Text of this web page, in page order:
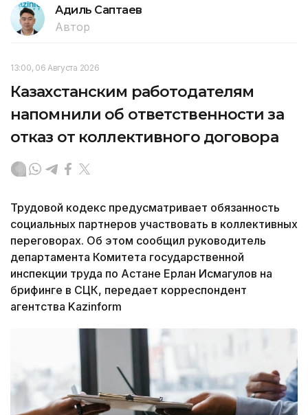
Адиль Саптаев
Автор
13:00, 06 Августа 2026
Казахстанским работодателям
напомнили об ответственности за
отказ от коллективного договора
Трудовой кодекс предусматривает обязанность
социальных партнеров участвовать в коллективных
переговорах. Об этом сообщил руководитель
департамента Комитета государственной
инспекции труда по Астане Ерлан Исмагулов на
брифинге в СЦК, передает корреспондент
агентства Kazinform